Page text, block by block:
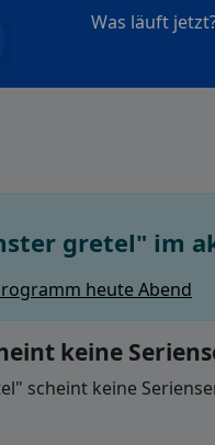
Was läuft
gretel" im
heute Abend
keine
scheint keine